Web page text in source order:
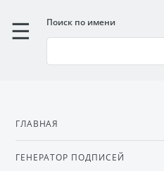
Поиск по имени
ГЛАВНАЯ
ГЕНЕРАТОР ПОДПИСЕЙ